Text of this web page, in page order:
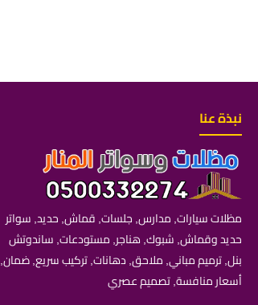
نبذة عنا
مظلات سيارات, مدارس, جلسات, قماش, حديد, سواتر
حديد وقماش, شبوك, هناجر, مستودعات, ساندوتش
بنل, ترميم مباني, ملاحق, دهانات, تركيب سريع, ضمان,
أسعار منافسة, تصميم عصري